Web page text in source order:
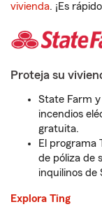
vivienda. ¡Es
Proteja su
State Farm
incendios
gratuita.
El programa
de póliza de
inquilinos de
Explora Ting